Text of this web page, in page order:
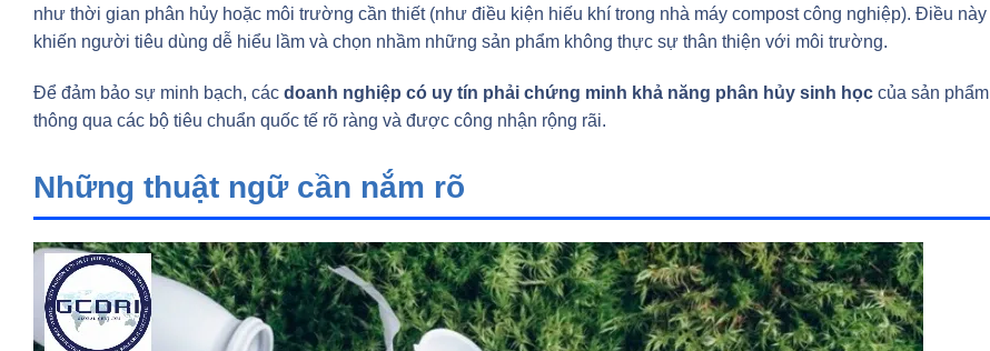
như thời gian phân hủy hoặc môi trường cần thiết (như điều kiện hiếu khí trong nhà máy compost công nghiệp). Điều này
khiến người tiêu dùng dễ hiểu lầm và chọn nhầm những sản phẩm không thực sự thân thiện với môi trường.
Để đảm bảo sự minh bạch, các doanh nghiệp có uy tín phải chứng minh khả năng phân hủy sinh học của sản phẩm
thông qua các bộ tiêu chuẩn quốc tế rõ ràng và được công nhận rộng rãi.
Những thuật ngữ cần nắm rõ